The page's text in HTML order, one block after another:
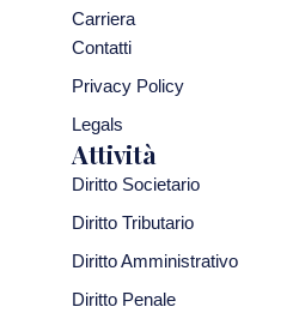
Carriera
Contatti
Privacy Policy
Legals
Attività
Diritto Societario
Diritto Tributario
Diritto Amministrativo
Diritto Penale